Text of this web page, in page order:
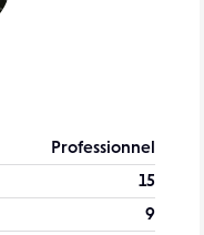
Professionnel
15
9